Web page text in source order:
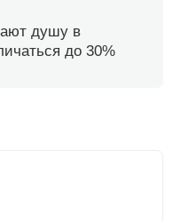
душу в
до 30%